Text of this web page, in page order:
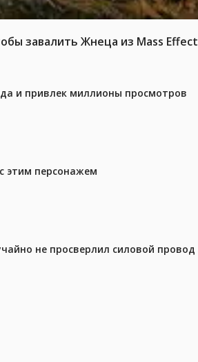
завалить Жнеца из Mass Effect
и привлек миллионы просмотров
этим персонажем
не просверлил силовой провод